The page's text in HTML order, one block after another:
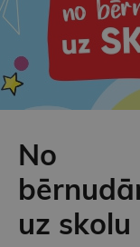
No
uz skolu